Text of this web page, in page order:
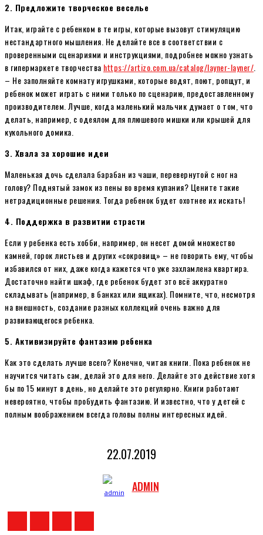
2. Предложите творческое веселье
Итак, играйте с ребенком в те игры, которые вызовут стимуляцию
нестандартного мышления. Не делайте все в соответствии с
проверенными сценариями и инструкциями, подробнее можно узнать
в гипермаркете творчества https://artizo.com.ua/catalog/layner-layner/
– Не заполняйте комнату игрушками, которые водят, поют, ропщут, и
ребенок может играть с ними только по сценарию, предоставленному
производителем. Лучше, когда маленький мальчик думает о том, что
делать, например, с одеялом для плюшевого мишки или крышей для
кукольного домика.
3. Хвала за хорошие идеи
Маленькая дочь сделала барабан из чаши, перевернутой с ног на
голову? Поднятый замок из пены во время купания? Цените такие
нетрадиционные решения. Тогда ребенок будет охотнее их искать!
4. Поддержка в развитии страсти
Если у ребенка есть хобби, например, он несет домой множество
камней, горок листьев и других «сокровищ» – не говорить ему, чтобы
избавился от них, даже когда кажется что уже захламлена квартира.
Достаточно найти шкаф, где ребенок будет это всё аккуратно
складывать (например, в банках или ящиках). Помните, что, несмотря
на внешность, создание разных коллекций очень важно для
развивающегося ребенка.
5. Активизируйте фантазию ребенка
Как это сделать лучше всего? Конечно, читая книги. Пока ребенок не
научится читать сам, делай это для него. Делайте это действие хотя
бы по 15 минут в день, но делайте это регулярно. Книги работают
невероятно, чтобы пробудить фантазию. И известно, что у детей с
полным воображением всегда головы полны интересных идей.
22.07.2019
ADMIN